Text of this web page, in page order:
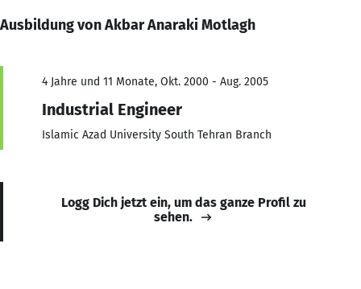
Ausbildung von Akbar Anaraki Motlagh
4 Jahre und 11 Monate, Okt. 2000 - Aug. 2005
Industrial Engineer
Islamic Azad University South Tehran Branch
Logg Dich jetzt ein, um das ganze Profil zu
sehen.